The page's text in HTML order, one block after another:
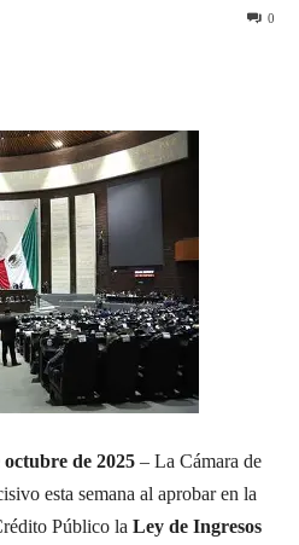
0
de 2025– La Cámara de
esta semana al aprobar en la
Público la Ley de Ingresos